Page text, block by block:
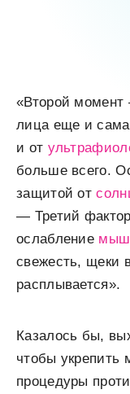
«Второй момент
лица еще и
и от
больше всего.
защитой от
— Третий
ослабление
свежесть, щеки
расплывается».
Казалось бы,
чтобы
процедуры